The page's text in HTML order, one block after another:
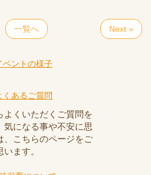
一覧へ Next »
よくいただくご質問を
気になる事や不安に思
、こちらのページをご
ます。